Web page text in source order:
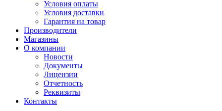
Условия оплаты
Условия доставки
Гарантия на товар
Производители
Магазины
О компании
Новости
Документы
Лицензии
Отчетность
Реквизиты
Контакты